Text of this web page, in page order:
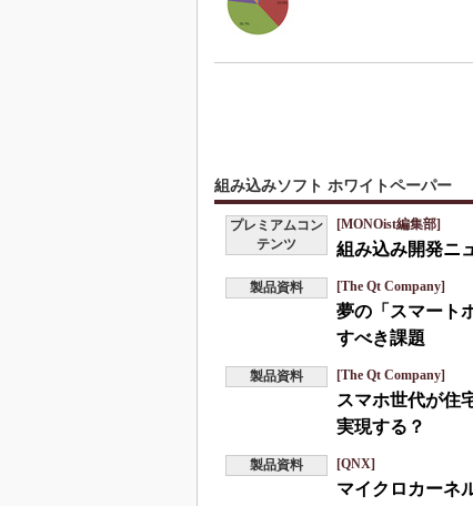
組み込みソフト ホワイトペーパー
プレミアムコン
テンツ
[MONOist編集部]
組み込み開発ニ
製品資料 [The Qt Company]
夢の「スマート
すべき課題
製品資料 [The Qt Company]
スマホ世代が住
実現する？
製品資料 [QNX]
マイクロカーネ